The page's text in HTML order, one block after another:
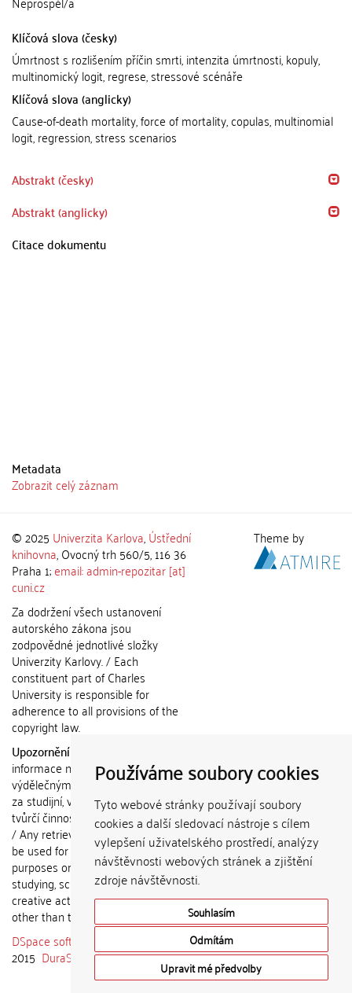
Používáme soubory cookies
Tyto webové stránky používají soubory
cookies a další sledovací nástroje s cílem
vylepšení uživatelského prostředí, analýzy
návštěvnosti webových stránek a zjištění
zdroje návštěvnosti.
Souhlasím
Odmítám
Upravit mé předvolby
Klíčová slova (česky)
Úmrtnost s rozlišením příčin smrti, intenzita úmrtnosti, kopuly,
multinomický logit, regrese, stressové scénáře
Klíčová slova (anglicky)
Cause-of-death mortality, force of mortality, copulas, multinomial
logit, regression, stress scenarios
Abstrakt (česky)
Abstrakt (anglicky)
Citace dokumentu
Metadata
Zobrazit celý záznam
© 2025 Univerzita Karlova,Ústřední
knihovna, Ovocný trh 560/5, 116 36
Praha 1;email: admin-repozitar [at]
cuni.cz
Za dodržení všech ustanovení
autorského zákona jsou
zodpovědné jednotlivé složky
Univerzity Karlovy. / Each
constituent part of Charles
University is responsible for
adherence to all provisions of the
copyright law.
Upozornění / Notice:
informace nemohou být použity k
výdělečným účelům nebo vydávány
za studijní, vědeckou nebo jinou
tvůrčí činnost jiné osoby než autora.
/ Any retrieved information shall not
be used for any commercial
purposes or claimed as results of
studying, scientific or any other
creative activities of any person
other than the author.
DSpace software
copyright © 2002-
2015 DuraSpace
Theme by